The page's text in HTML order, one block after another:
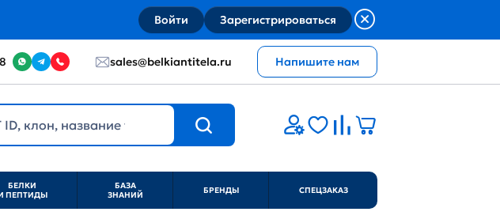
Войти Зарегистрироваться
sales@belkiantitela.ru Напишите нам
БЕЛКИ
ПЕПТИДЫ
БАЗА
ЗНАНИЙ
БРЕНДЫ СПЕЦЗАКАЗ